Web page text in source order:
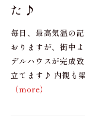
た♪
毎日、最高気温の
おりますが、街中
デルハウスが完成
立てます♪ 内観も
（more）